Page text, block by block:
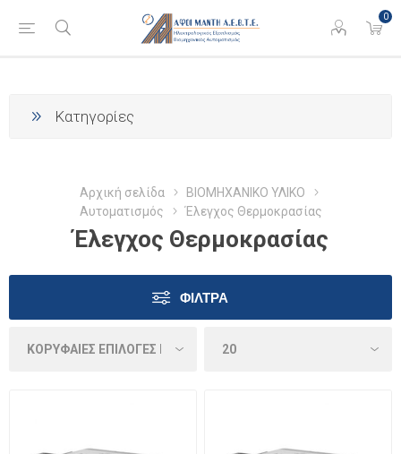
0
Κατηγορίες
Αρχική σελίδα
ΒΙΟΜΗΧΑΝΙΚΟ ΥΛΙΚΟ
Αυτοματισμός
Έλεγχος Θερμοκρασίας
Έλεγχος Θερμοκρασίας
ΦΊΛΤΡΑ